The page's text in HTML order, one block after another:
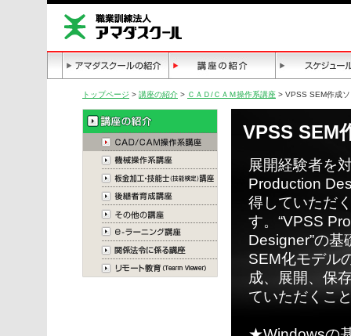
トップページ > 講座の紹介 > ＣＡＤ/ＣＡＭ操作系講座 > VPSS SEM作成
VPSS SEM
展開経験者を
Production
得していただ
す。“VPSS
Designer”の基
SEM化モデル
成、展開、保
ていただくこ